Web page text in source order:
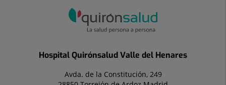
Hospital Quirónsalud Valle del Henares
Avda. de la Constitución, 249